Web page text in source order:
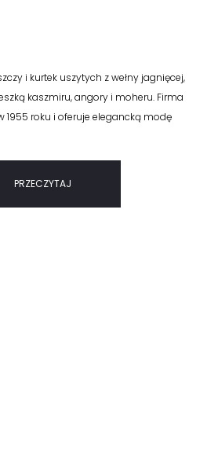
i kurtek uszytych z wełny jagnięcej,
kaszmiru, angory i moheru. Firma
w 1955 roku i oferuje elegancką modę
PRZECZYTAJ